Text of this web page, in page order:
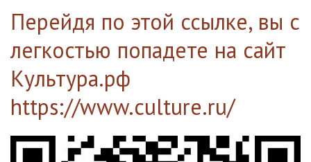
Перейдя по этой ссылке, вы с
легкостью попадете на сайт
Культура.рф
https://www.culture.ru/